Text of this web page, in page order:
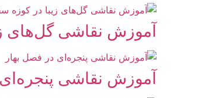
آموزش نقاشی گل‌های
آموزش نقاشی